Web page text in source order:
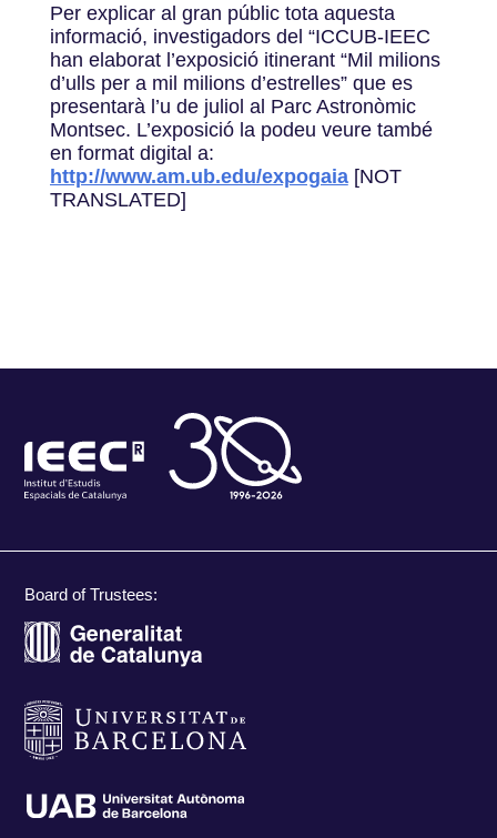
Per explicar al gran públic tota aquesta
informació, investigadors del “ICCUB-IEEC
han elaborat l’exposició itinerant “Mil milions
d’ulls per a mil milions d’estrelles” que es
presentarà l’u de juliol al Parc Astronòmic
Montsec. L’exposició la podeu veure també
en format digital a:
http://www.am.ub.edu/expogaia[NOT
TRANSLATED]
Board of Trustees: